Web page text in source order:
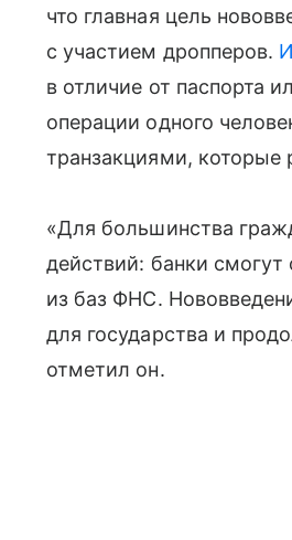
что главная цель
с участием дропперов.
в отличие от паспорта
операции одного
транзакциями,
«Для большинства
действий: банки
из баз ФНС.
для государства и
отметил он.